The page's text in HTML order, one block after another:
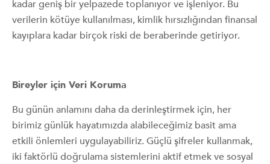
kadar geniş bir yelpazede toplanıyor ve işleniyor. Bu
verilerin kötüye kullanılması, kimlik hırsızlığından finansal
kayıplara kadar birçok riski de beraberinde getiriyor.
Bireyler için Veri Koruma
Bu günün anlamını daha da derinleştirmek için, her
birimiz günlük hayatımızda alabileceğimiz basit ama
etkili önlemleri uygulayabiliriz. Güçlü şifreler kullanmak,
iki faktörlü doğrulama sistemlerini aktif etmek ve sosyal